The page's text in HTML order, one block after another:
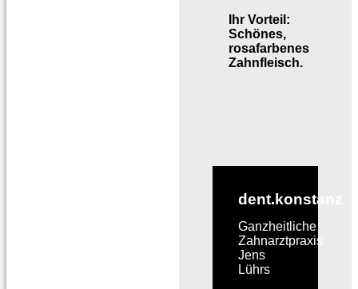
Ihr Vorteil:
Schönes,
rosafarbenes
Zahnfleisch.
dent.konstanz
Ganzheitliche
Zahnarztpraxis
Jens
Lührs